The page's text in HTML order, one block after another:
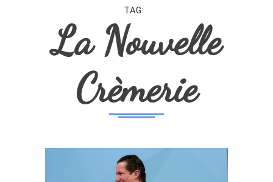
TAG
La Nouvelle
Crèmerie